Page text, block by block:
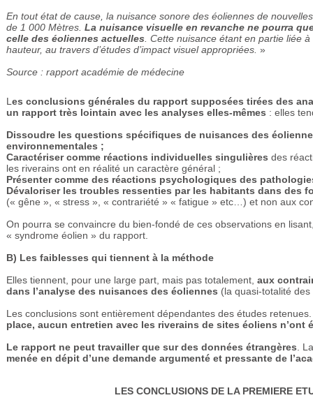
En tout état de cause, la nuisance sonore des éoliennes de
de 1 000 Mètres. La nuisance visuelle en revanche ne pourra
celle des éoliennes actuelles . Cette nuisance étant en partie liée
hauteur, au travers d’études d’impact visuel appropriées. »
Source : rapport académie de médecine
L es conclusions générales du rapport supposées tirées des
un rapport très lointain avec les analyses elles-mêmes : elles
Dissoudre les questions spécifiques de nuisances des
environnementales ;
Caractériser comme réactions individuelles singulières des
les riverains ont en réalité un caractère général ;
Présenter comme des réactions psychologiques des
Dévaloriser les troubles ressenties par les habitants dans des
(« gêne », « stress », « contrariété » « fatigue » etc…) et non aux
On pourra se convaincre du bien-fondé de ces observations en
« syndrome éolien » du rapport.
B) Les faiblesses qui tiennent à la méthode
Elles tiennent, pour une large part, mais pas totalement, aux
dans l’analyse des nuisances des éoliennes (la quasi-totalité
Les conclusions sont entièrement dépendantes des études
place, aucun entretien avec les riverains de sites éoliens
Le rapport ne peut travailler que sur des données étrangères .
menée en dépit d’une demande argumenté et pressante de
LES CONCLUSIONS DE LA PREMIERE